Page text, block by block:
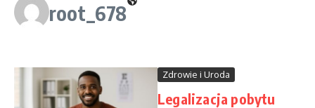
root_678
Zdrowie i Uroda
Legalizacja pobytu